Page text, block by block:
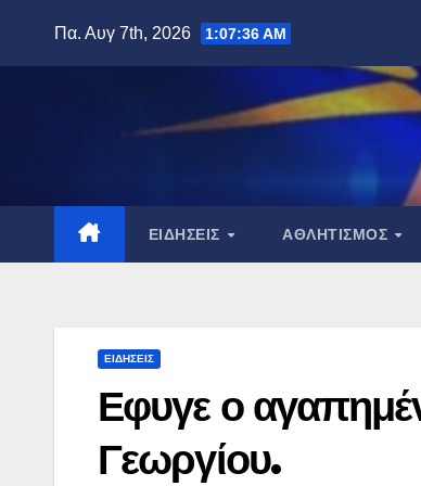
Πα. Αυγ 7th, 2026 1:07:37 AM
ΕΙΔΉΣΕΙΣ ΑΘΛΗΤΙΣΜΌΣ
ΕΙΔΉΣΕΙΣ
Εφυγε ο
Γεωργίου.